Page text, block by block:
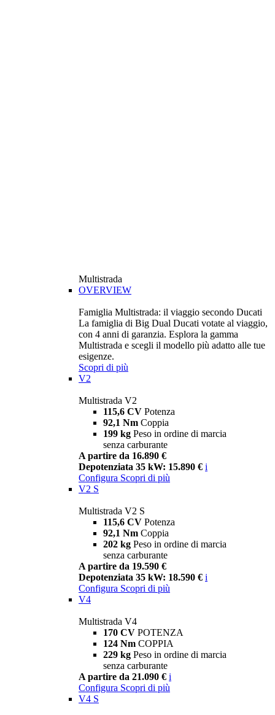
Multistrada
OVERVIEW
Famiglia Multistrada: il viaggio secondo Ducati
La famiglia di Big Dual Ducati votate al viaggio,
con 4 anni di garanzia. Esplora la gamma
Multistrada e scegli il modello più adatto alle tue
esigenze.
Scopri di più
V2
Multistrada V2
115,6 CV Potenza
92,1 Nm Coppia
199 kg Peso in ordine di marcia
senza carburante
A partire da 16.890 €
Depotenziata 35 kW: 15.890 € i
Configura Scopri di più
V2 S
Multistrada V2 S
115,6 CV Potenza
92,1 Nm Coppia
202 kg Peso in ordine di marcia
senza carburante
A partire da 19.590 €
Depotenziata 35 kW: 18.590 € i
Configura Scopri di più
V4
Multistrada V4
170 CV POTENZA
124 Nm COPPIA
229 kg Peso in ordine di marcia
senza carburante
A partire da 21.090 € i
Configura Scopri di più
V4 S